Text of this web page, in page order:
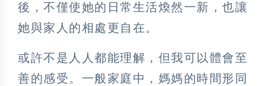
後，不僅使她的日常生活煥然一新，也讓
她與家人的相處更自在。
或許不是人人都能理解，但我可以體會至
善的感受。一般家庭中，媽媽的時間形同